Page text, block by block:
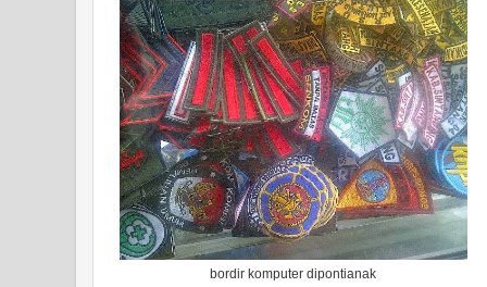
bordir komputer dipontianak